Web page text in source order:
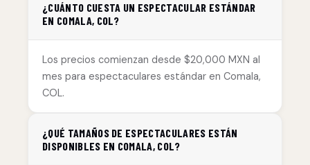
¿CUÁNTO CUESTA UN ESPECTACULAR ESTÁNDAR
EN COMALA, COL?
Los precios comienzan desde $20,000 MXN al
mes para espectaculares estándar en Comala,
COL.
¿QUÉ TAMAÑOS DE ESPECTACULARES ESTÁN
DISPONIBLES EN COMALA, COL?